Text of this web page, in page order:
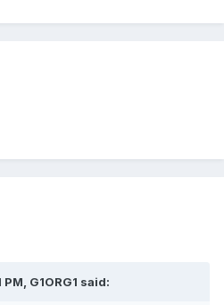
G1ORG1 said: